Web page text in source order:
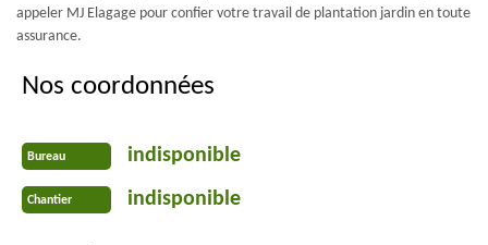
appeler MJ Elagage pour confier votre travail de plantation jardin en toute
assurance.
Nos coordonnées
Bureau indisponible
Chantier indisponible